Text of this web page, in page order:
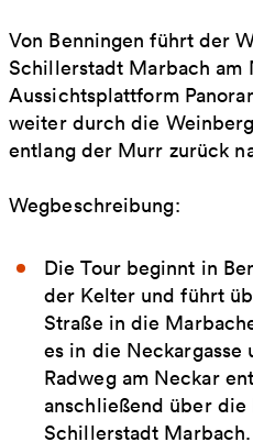
Von Benningen führt der
Schillerstadt Marbach am
Aussichtsplattform
weiter durch die
entlang der Murr zurück
Wegbeschreibung:
Die Tour beginnt in
der Kelter und führt
Straße in die
es in die
Radweg am Neckar
anschließend über
Schillerstadt Marbach.